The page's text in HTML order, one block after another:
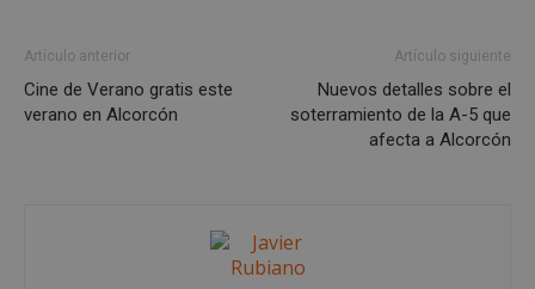
Artículo anterior
Cine de Verano gratis este
verano en Alcorcón
Artículo siguiente
Nuevos detalles sobre el
soterramiento de la A-5 que
afecta a Alcorcón
/
Dominio
PHPSESSID
PHP.net
alcorconhoy.com
Sesión